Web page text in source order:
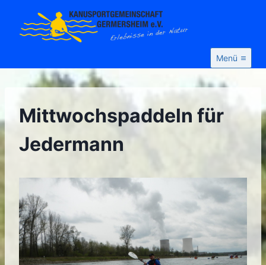
Inhalt
springen
Menü
Mittwochspaddeln für
Jedermann